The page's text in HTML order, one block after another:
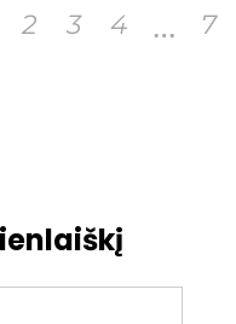
2 3 4 … 7